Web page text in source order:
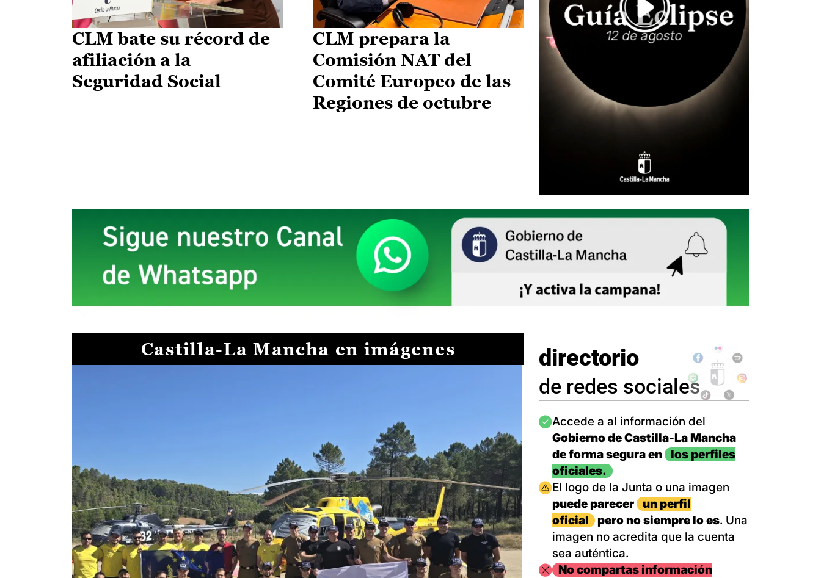
CLM bate su récord de
afiliación a la
Seguridad Social
CLM prepara la
Comisión NAT del
Comité Europeo de las
Regiones de octubre
Castilla-La Mancha en imágenes directorio
de redes sociales
Imagen
Accede a al información del
Gobierno de Castilla-La Mancha
de forma segura en
los perfiles
oficiales.
Imagen
El logo de la Junta o una imagen
puede parecer
un perfil
oficial
pero no siempre lo es. Una
imagen no acredita que la cuenta
sea auténtica.
ImagenNo compartas información